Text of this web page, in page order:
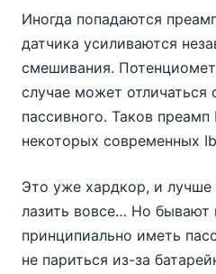
Иногда попадаются
датчика усиливаются
смешивания.
случае может отличаться
пассивного. Таков
некоторых современных
Это уже хардкор, и
лазить вовсе… Но бывают
принципиально иметь
не париться из-за